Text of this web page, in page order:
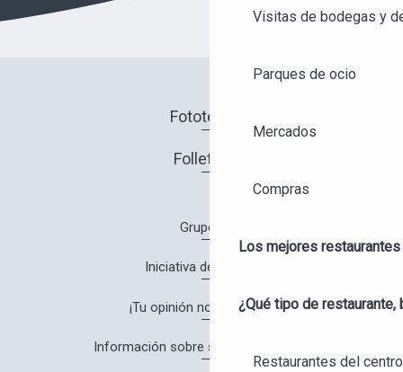
Visitas de bodegas y
Parques de ocio
Mercados
Compras
Los mejores
¿Qué tipo de restaurante,
Restaurantes del
Fototeca
Folletos
Grupos
Iniciativa de calidad
¡Tu opinión nos interesa!
Información sobre salud y seguridad